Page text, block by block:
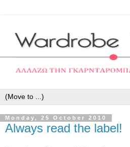
Monday, 25 October 2010
Always read the label!